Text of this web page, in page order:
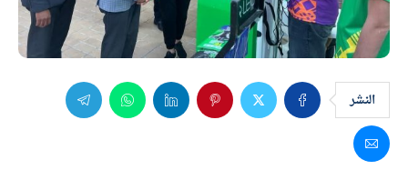
النشر